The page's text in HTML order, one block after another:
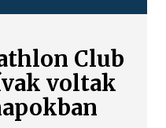
Club
voltak